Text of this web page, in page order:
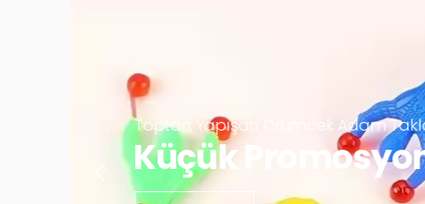
Toptan Basket Pota Oyuncak
Toptan Oyuncak